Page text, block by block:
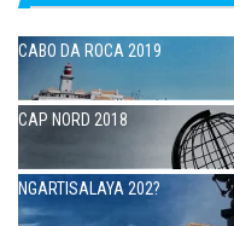
CABO DA ROCA 2019
CAP NORD 2018
NGARTISALAYA 202?